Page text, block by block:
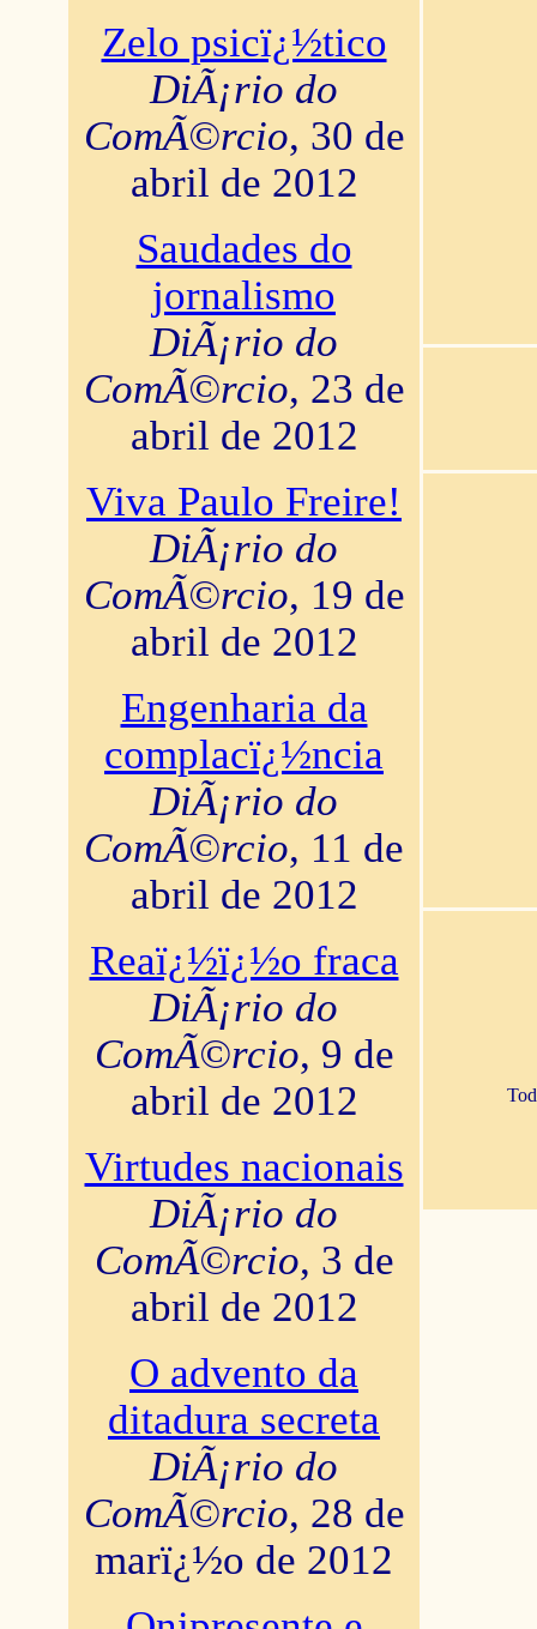
Zelo psicï¿½tico
DiÃ¡rio do
ComÃ©rcio, 30 de
abril de 2012
Saudades do
jornalismo
DiÃ¡rio do
ComÃ©rcio, 23 de
abril de 2012
Viva Paulo Freire!
DiÃ¡rio do
ComÃ©rcio, 19 de
abril de 2012
Engenharia da
complacï¿½ncia
DiÃ¡rio do
ComÃ©rcio, 11 de
abril de 2012
Reaï¿½ï¿½o fraca
DiÃ¡rio do
ComÃ©rcio, 9 de
abril de 2012
Virtudes nacionais
DiÃ¡rio do
ComÃ©rcio, 3 de
abril de 2012
O advento da
ditadura secreta
DiÃ¡rio do
ComÃ©rcio, 28 de
marï¿½o de 2012